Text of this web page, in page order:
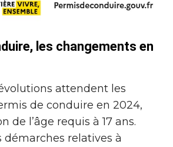
les changements en
attendent les
de conduire en 2024,
de l’âge requis à 17 ans.
démarches relatives à